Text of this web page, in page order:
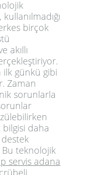
birçok
akıllı
ilk günkü gibi
Zaman
sorunlarla
daha
Bu teknolojik
servis adana